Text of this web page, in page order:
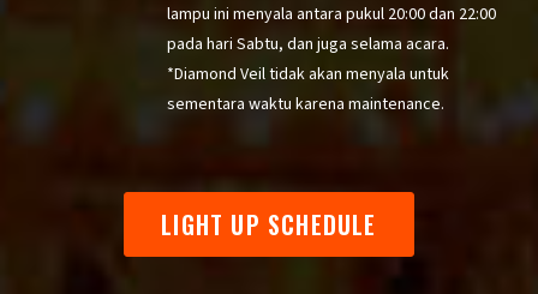
lampu ini menyala antara pukul 20:00 dan 22:00
pada hari Sabtu, dan juga selama acara.
*Diamond Veil tidak akan menyala untuk
sementara waktu karena maintenance.
LIGHT UP SCHEDULE